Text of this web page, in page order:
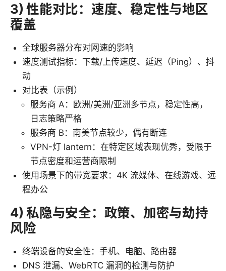
3) 性能对比：速度、稳定性与地区
覆盖
全球服务器分布对网速的影响
速度测试指标：下载/上传速度、延迟（Ping）、抖
动
对比表（示例）
服务商 A：欧洲/美洲/亚洲多节点，稳定性高，
日志策略严格
服务商 B：南美节点较少，偶有断连
VPN-灯 lantern：在特定区域表现优秀，受限于
节点密度和运营商限制
使用场景下的带宽要求：4K 流媒体、在线游戏、远
程办公
4) 私隐与安全：政策、加密与劫持
风险
终端设备的安全性：手机、电脑、路由器
DNS 泄漏、WebRTC 漏洞的检测与防护